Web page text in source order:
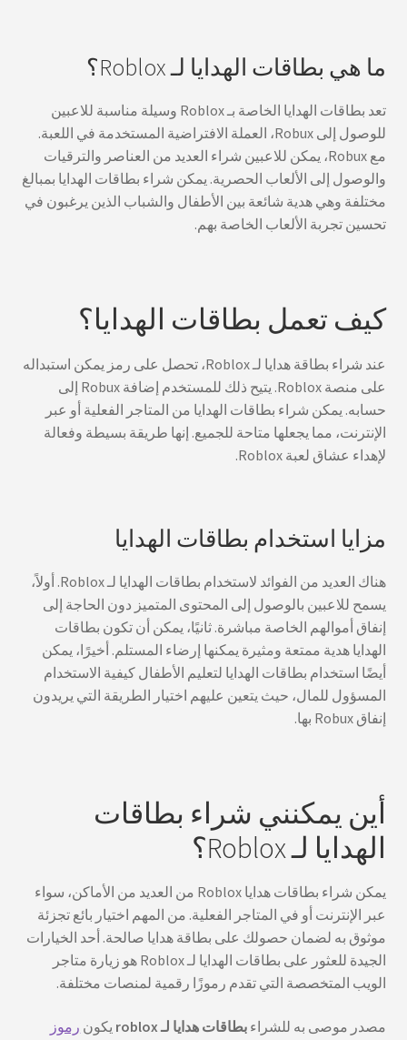
ما هي بطاقات الهدايا لـ Roblox؟
تعد بطاقات الهدايا الخاصة بـ Roblox وسيلة مناسبة للاعبين
للوصول إلى Robux، العملة الافتراضية المستخدمة في اللعبة.
مع Robux، يمكن للاعبين شراء العديد من العناصر والترقيات
والوصول إلى الألعاب الحصرية. يمكن شراء بطاقات الهدايا بمبالغ
مختلفة وهي هدية شائعة بين الأطفال والشباب الذين يرغبون في
تحسين تجربة الألعاب الخاصة بهم.
كيف تعمل بطاقات الهدايا؟
عند شراء بطاقة هدايا لـ Roblox، تحصل على رمز يمكن استبداله
على منصة Roblox. يتيح ذلك للمستخدم إضافة Robux إلى
حسابه. يمكن شراء بطاقات الهدايا من المتاجر الفعلية أو عبر
الإنترنت، مما يجعلها متاحة للجميع. إنها طريقة بسيطة وفعالة
لإهداء عشاق لعبة Roblox.
مزايا استخدام بطاقات الهدايا
هناك العديد من الفوائد لاستخدام بطاقات الهدايا لـ Roblox. أولاً،
يسمح للاعبين بالوصول إلى المحتوى المتميز دون الحاجة إلى
إنفاق أموالهم الخاصة مباشرة. ثانيًا، يمكن أن تكون بطاقات
الهدايا هدية ممتعة ومثيرة يمكنها إرضاء المستلم. أخيرًا، يمكن
أيضًا استخدام بطاقات الهدايا لتعليم الأطفال كيفية الاستخدام
المسؤول للمال، حيث يتعين عليهم اختيار الطريقة التي يريدون
إنفاق Robux بها.
أين يمكنني شراء بطاقات
الهدايا لـ Roblox؟
يمكن شراء بطاقات هدايا Roblox من العديد من الأماكن، سواء
عبر الإنترنت أو في المتاجر الفعلية. من المهم اختيار بائع تجزئة
موثوق به لضمان حصولك على بطاقة هدايا صالحة. أحد الخيارات
الجيدة للعثور على بطاقات الهدايا لـ Roblox هو زيارة متاجر
الويب المتخصصة التي تقدم رموزًا رقمية لمنصات مختلفة.
مصدر موصى به للشراء بطاقات هدايا لـ roblox يكون رموز